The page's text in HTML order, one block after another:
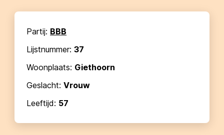
Partij: BBB
Lijstnummer:37
Woonplaats: Giethoorn
Geslacht:Vrouw
Leeftijd: 57